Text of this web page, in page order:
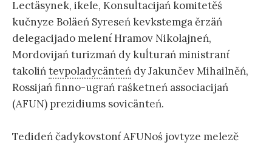
Lectäsynek, ikele, Konsuĺtacijań komitetěś
kučnyze Boläeń Syreseń kevkstemga ěrzäń
delegacijado melent́ Hramov Nikolajneń,
Mordovijań turizmań dy kuĺturań ministrant́
takolińtevpoladycänteń dy Jakunčev Mihailněń,
Rossijań finno-ugrań raśketneń associacijań
(AFUN) prezidiums sovicänteń.
Tedideń čadykovstont́ AFUNoś jovtyze melezě